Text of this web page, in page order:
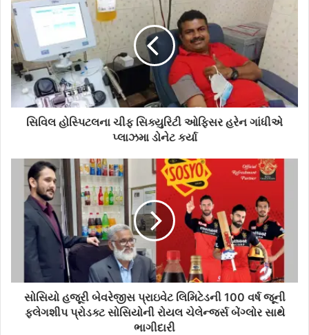
સિવિલ હોસ્પિટલના ચીફ સિક્યુરિટી ઓફિસર હરેન ગાંધીએ
પ્લાઝમા ડોનેટ કર્યા
સોસિયો હજૂરી બેવરેજીસ પ્રાઇવેટ લિમિટેડની 100 વર્ષ જૂની
ફ્લેગશીપ પ્રોડક્ટ સોસિયોની રોયલ ચેલેન્જર્સ બેંગ્લોર સાથે
ભાગીદારી